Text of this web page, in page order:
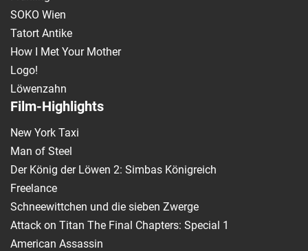
SOKO Wien
Tatort Antike
How I Met Your Mother
Logo!
Löwenzahn
Film-Highlights
New York Taxi
Man of Steel
Der König der Löwen 2: Simbas Königreich
Freelance
Schneewittchen und die sieben Zwerge
Attack on Titan The Final Chapters: Special 1
American Assassin